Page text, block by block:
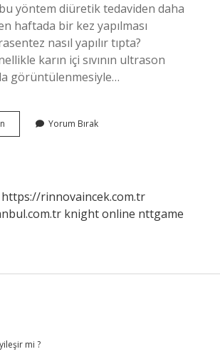
yöntem diüretik tedaviden daha
haftada bir kez yapılması
nasıl yapılır tıpta?
karın içi sıvının ultrason
görüntülenmesiyle…
Parasentez
Nerede
Yorum Bırak
https://rinnovaincek.com.tr
knight online nttgame
mi ?